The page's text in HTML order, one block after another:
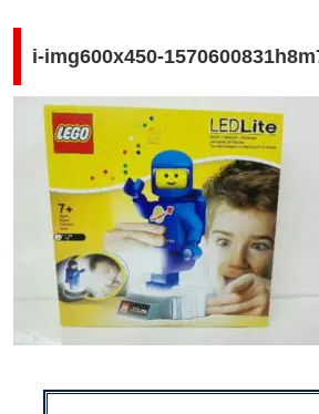
i-img600x450-